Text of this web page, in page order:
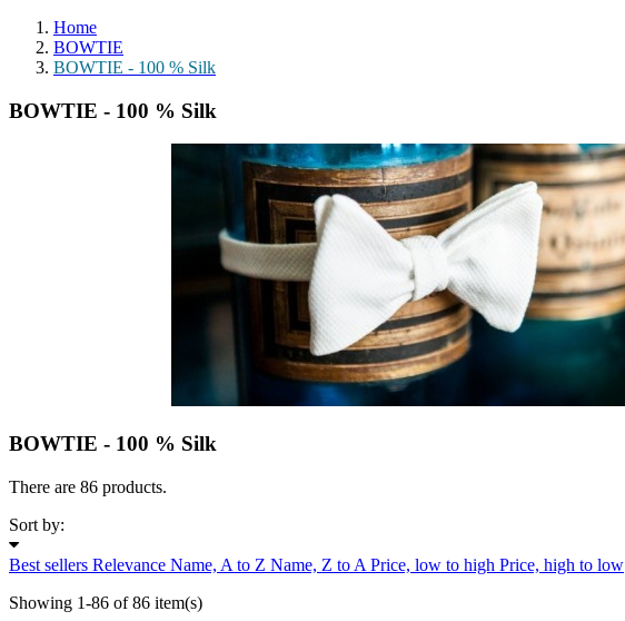
Home
BOWTIE
BOWTIE - 100 % Silk
BOWTIE - 100 % Silk
BOWTIE - 100 % Silk
There are 86 products.
Sort by:
Best sellers Relevance Name, A to Z Name, Z to A Price, low to high Price, high to low
Showing 1-86 of 86 item(s)